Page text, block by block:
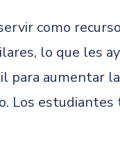
como
lo que les
para aumentar
Los